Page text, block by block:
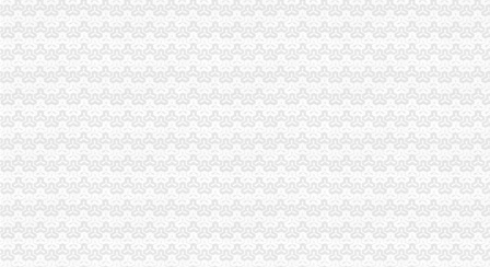
常州市好的代办进出口权公司-咨询培训-人民铁道网
东莞市众达辉进出口有限公司-代理进口,代理商检,二手机械进口,
买单报关|代办产地证|代办出口许可证|深圳市宏旺进出口贸易有限公司
【进出口代理_代办产地证_海运订舱_中港运输】-深圳市中惠进出口有
太仓代办机电进口许可证太仓机床设备进口-进口报关-上海虎桥进出口
宁波贸易公司注册,代办外贸公司申请进出口代理-宁波便民网
河南代办注册网|进出口权怎样办理|进出口许可证办理|进出口权怎么申
【珠海壹按我帮你企业登记代理有限公司_快办理进出口经营权3天完
德宏上源电力进出口有限责任公司出口退税咨询、代办出口退税项目公
渝中区马家堡
【招商银行渝中区马家堡自助银行】招商银行渝中区马家堡自助银行
【重庆市渝中区大坪制面厂马家堡饮食店】重庆市渝中区大坪制面厂